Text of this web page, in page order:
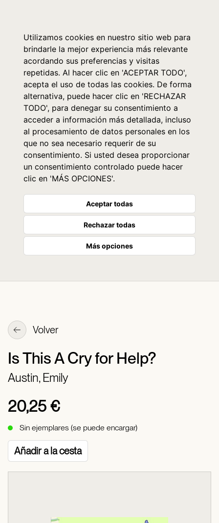
Utilizamos cookies en nuestro sitio web para
brindarle la mejor experiencia más relevante
acordando sus preferencias y visitas
repetidas. Al hacer clic en 'ACEPTAR TODO',
acepta el uso de todas las cookies. De forma
alternativa, puede hacer clic en 'RECHAZAR
TODO', para denegar su consentimiento a
acceder a información más detallada, incluso
al procesamiento de datos personales en los
que no sea necesario requerir de su
consentimiento. Si usted desea proporcionar
un consentimiento controlado puede hacer
clic en 'MÁS OPCIONES'.
Aceptar todas
Rechazar todas
Más opciones
Volver
Is This A Cry for Help?
Austin, Emily
20,25 €
Sin ejemplares (se puede encargar)
Añadir a la cesta